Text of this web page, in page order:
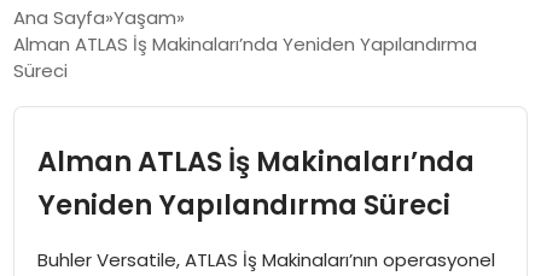
MALIYETLERINI AZALTIYOR’
Ana Sayfa Yaşam
Alman ATLAS İş Makinaları’nda Yeniden Yapılandırma
Süreci
Alman ATLAS İş Makinaları’nda
Yeniden Yapılandırma Süreci
Buhler Versatile, ATLAS İş Makinaları’nın operasyonel